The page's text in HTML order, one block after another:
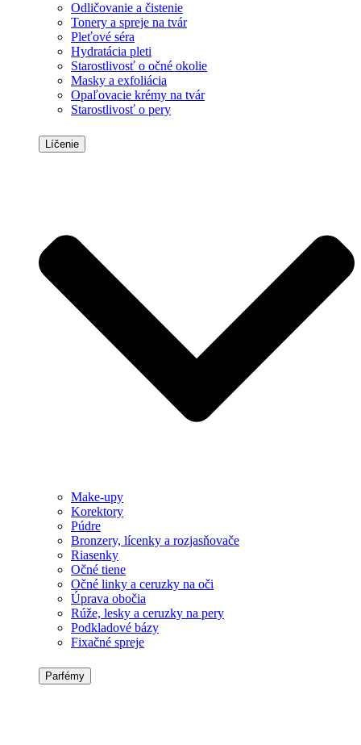
Odličovanie a čistenie
Tonery a spreje na tvár
Pleťové séra
Hydratácia pleti
Starostlivosť o očné okolie
Masky a exfoliácia
Opaľovacie krémy na tvár
Starostlivosť o pery
Líčenie
Make-upy
Korektory
Púdre
Bronzery, lícenky a rozjasňovače
Riasenky
Očné tiene
Očné linky a ceruzky na oči
Úprava obočia
Rúže, lesky a ceruzky na pery
Podkladové bázy
Fixačné spreje
Parfémy